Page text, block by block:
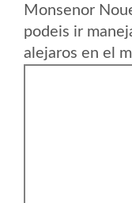
Monsenor
podeis ir
alejaros en el